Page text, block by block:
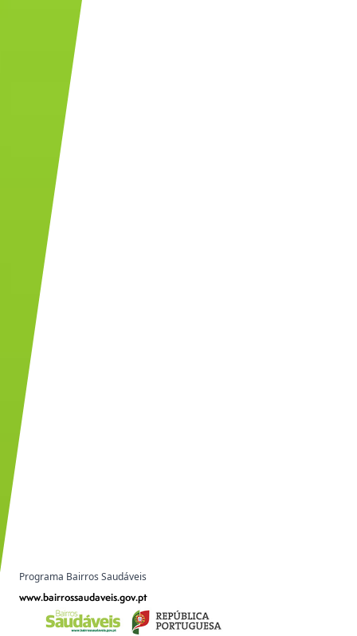
Programa Bairros Saudáveis
www.bairrossaudaveis.gov.pt